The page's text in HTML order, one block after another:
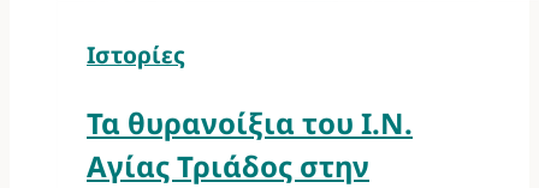
Ιστορίες
Τα θυρανοίξια του Ι.Ν.
Αγίας Τριάδος στην